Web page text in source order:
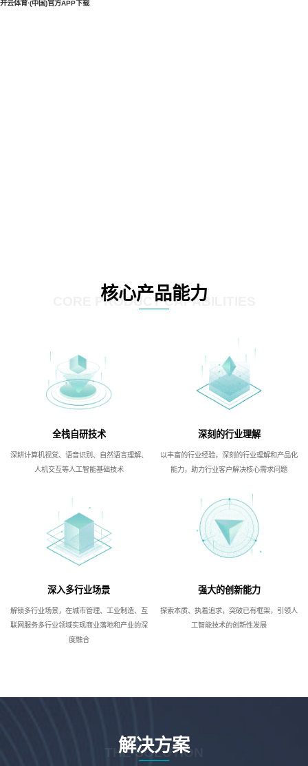
开云体育·(中国)官方APP下载
核心产品能力
CORE PRODUCT CAPABILITIES
全栈自研技术
深耕计算机视觉、语音识别、自然语言理解、
人机交互等人工智能基础技术
深刻的行业理解
以丰富的行业经验，深刻的行业理解和产品化
能力，助力行业客户解决核心需求问题
深入多行业场景
解锁多行业场景，在城市管理、工业制造、互
联网服务多行业领域实现商业落地和产业的深
度融合
强大的创新能力
探索本质、执着追求，突破已有框架，引领人
工智能技术的创新性发展
解决方案
THE SOLUTION